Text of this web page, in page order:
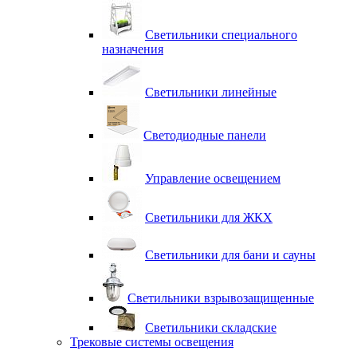
Светильники специального
назначения
Светильники линейные
Светодиодные панели
Управление освещением
Светильники для ЖКХ
Светильники для бани и сауны
Светильники взрывозащищенные
Светильники складские
Трековые системы освещения